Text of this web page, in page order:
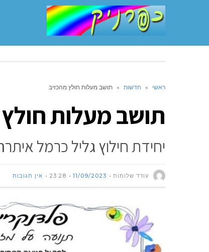
ראשי » חדשות » תושב מעלות חולץ מהכזיב
תושב מעלות
יחידת חילוץ גליל כרמל
עודד שלומות 11/09/2023
23:28 אין תגובות